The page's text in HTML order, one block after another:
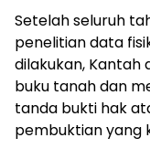
Setelah seluruh
penelitian data
dilakukan,
buku tanah dan
tanda bukti hak
pembuktian yang